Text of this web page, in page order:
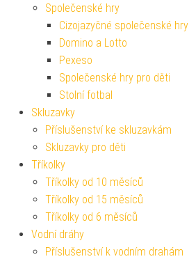
Společenské hry
Cizojazyčné společenské hry
Domino a Lotto
Pexeso
Společenské hry pro děti
Stolní fotbal
Skluzavky
Příslušenství ke skluzavkám
Skluzavky pro děti
Tříkolky
Tříkolky od 10 měsíců
Tříkolky od 15 měsíců
Tříkolky od 6 měsíců
Vodní dráhy
Příslušenství k vodním drahám